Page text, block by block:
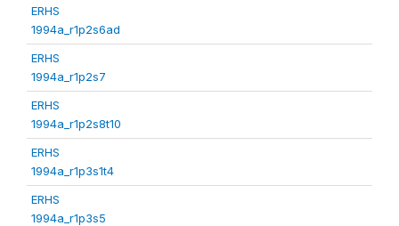
ERHS
1994a_r1p2s6ad
ERHS
1994a_r1p2s7
ERHS
1994a_r1p2s8t10
ERHS
1994a_r1p3s1t4
ERHS
1994a_r1p3s5